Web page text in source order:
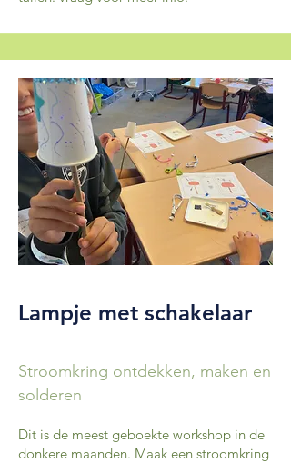
Lampje met schakelaar
Stroomkring ontdekken, maken en
solderen
Dit is de meest geboekte workshop in de
donkere maanden. Maak een stroomkring